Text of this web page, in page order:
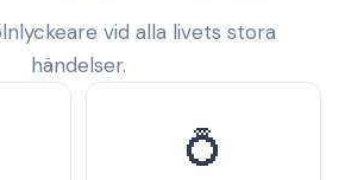
vid alla livets stora
händelser.
💍